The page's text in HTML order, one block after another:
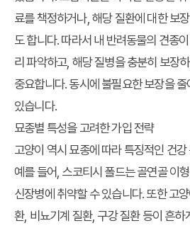
료를 책정하거나, 해당 질환에 대한 보
도 합니다. 따라서 내 반려동물의 견종
리 파악하고, 해당 질병을 충분히 보장
중요합니다. 동시에 불필요한 보장을
있습니다.
묘종별 특성을 고려한 가입 전략
고양이 역시 묘종에 따라 특징적인 건
예를 들어, 스코티시 폴드는 골연골 이
신장병에 취약할 수 있습니다. 또한 고
환, 비뇨기계 질환, 구강 질환 등이 흔하